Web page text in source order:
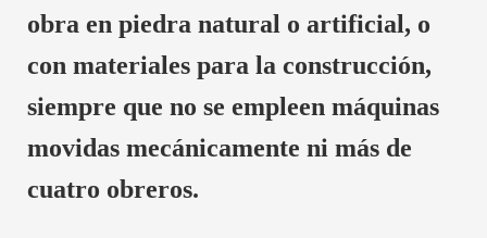
obra en piedra natural o artificial, o
con materiales para la construcción,
siempre que no se empleen máquinas
movidas mecánicamente ni más de
cuatro obreros.